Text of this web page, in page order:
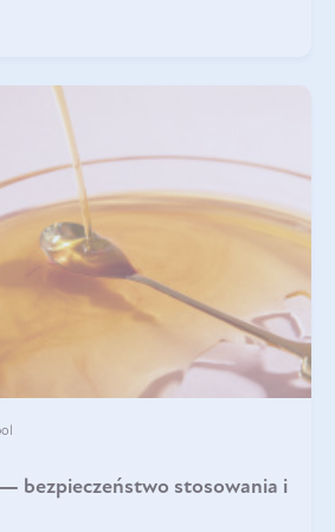
bezpieczeństwo stosowania i